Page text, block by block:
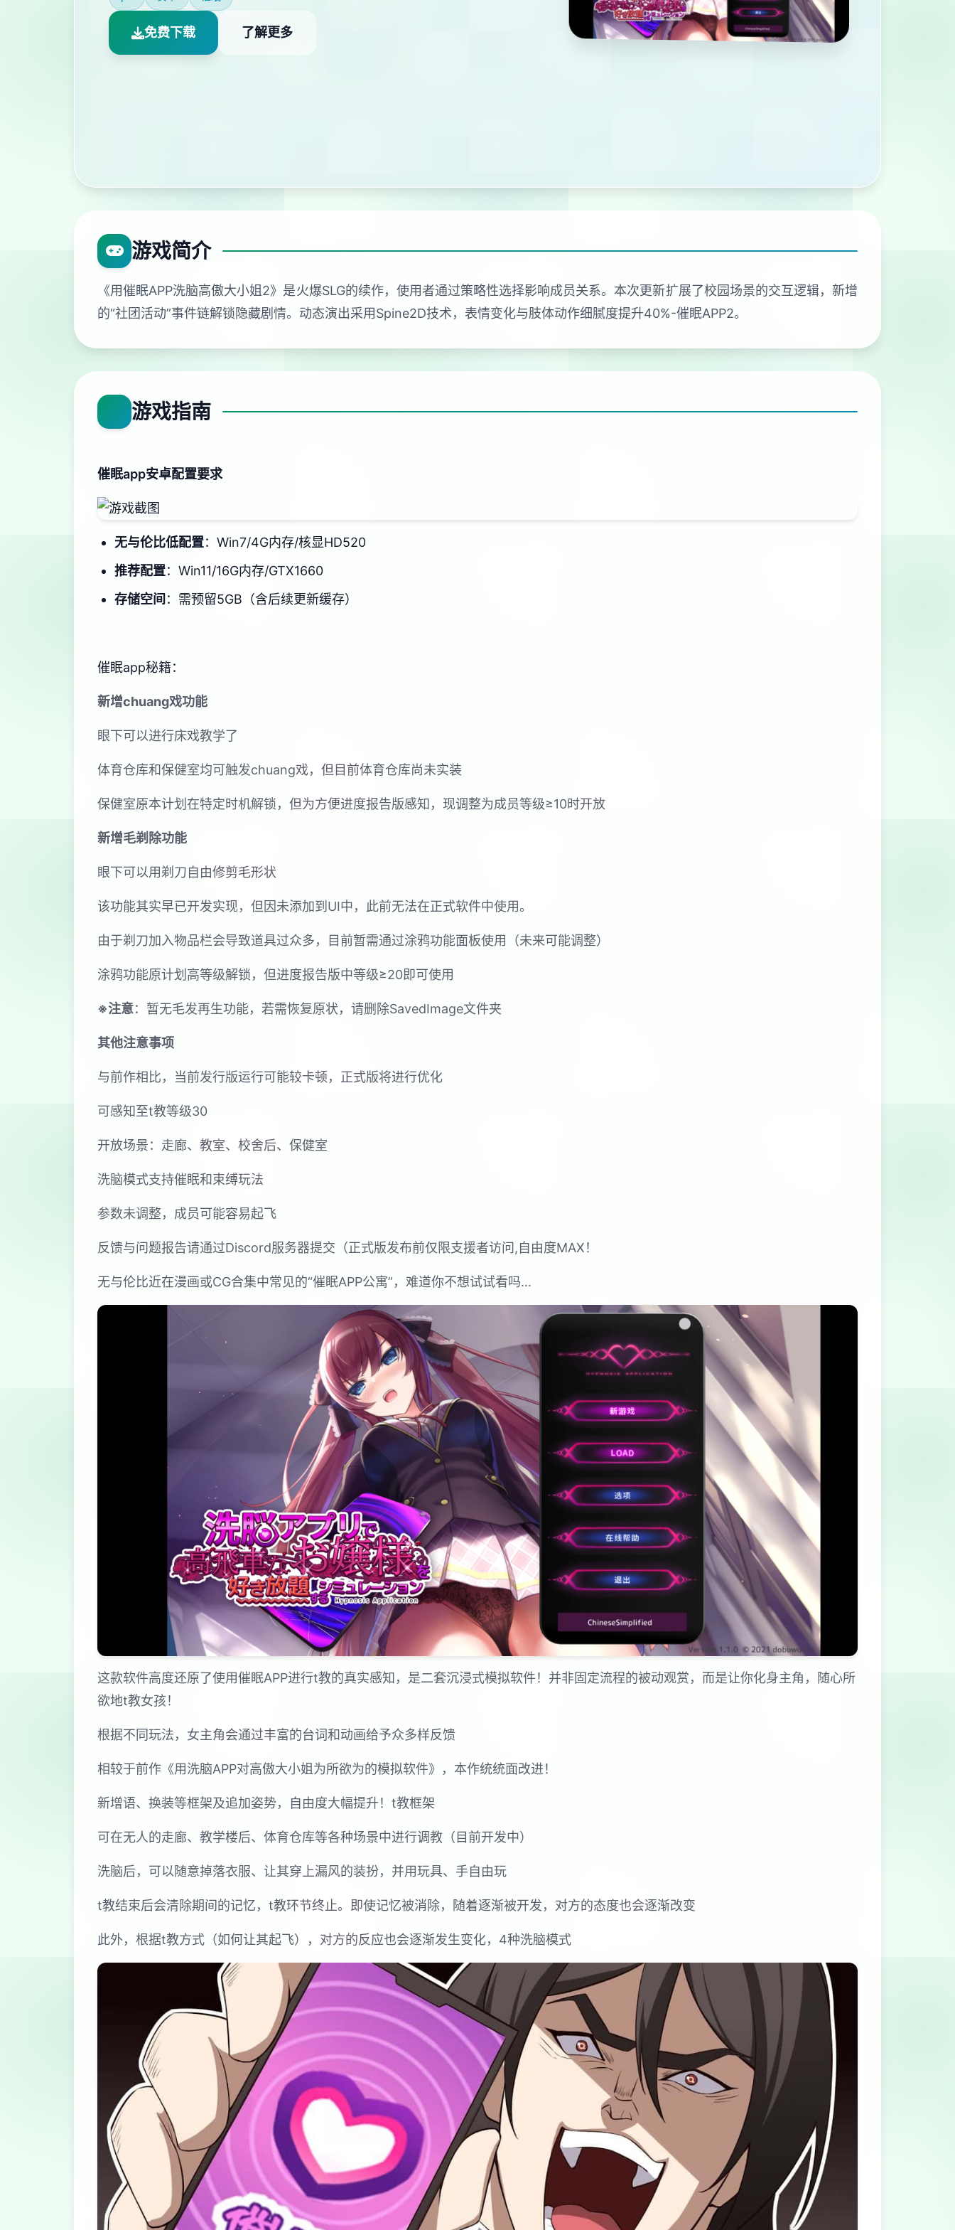
免费下载 了解更多
游戏简介
《用催眠APP洗脑高傲大小姐2》是火爆SLG的续作，使用者通过策略性选择影响成员关系。本次更新扩展了校园场景的交互逻辑，新增
的“社团活动”事件链解锁隐藏剧情。动态演出采用Spine2D技术，表情变化与肢体动作细腻度提升40%-催眠APP2。
游戏指南
催眠app安卓配置要求
​无与伦比低配置​​：Win7/4G内存/核显HD520
​推荐配置​​：Win11/16G内存/GTX1660
​存储空间​ ​：需预留5GB（含后续更新缓存）
催眠app秘籍：
新增chuang戏功能
眼下可以进行床戏教学了
体育仓库和保健室均可触发chuang戏，但目前体育仓库尚未实装
保健室原本计划在特定时机解锁，但为方便进度报告版感知，现调整为成员等级≥10时开放
新增毛剃除功能
眼下可以用剃刀自由修剪毛形状
该功能其实早已开发实现，但因未添加到UI中，此前无法在正式软件中使用。
由于剃刀加入物品栏会导致道具过众多，目前暂需通过涂鸦功能面板使用（未来可能调整）
涂鸦功能原计划高等级解锁，但进度报告版中等级≥20即可使用
※注意：暂无毛发再生功能，若需恢复原状，请删除SavedImage文件夹
其他注意事项
与前作相比，当前发行版运行可能较卡顿，正式版将进行优化
可感知至t教等级30
开放场景：走廊、教室、校舍后、保健室
洗脑模式支持催眠和束缚玩法
参数未调整，成员可能容易起飞
反馈与问题报告请通过Discord服务器提交（正式版发布前仅限支援者访问,自由度MAX！
无与伦比近在漫画或CG合集中常见的“催眠APP公寓”，难道你不想试试看吗…
这款软件高度还原了使用催眠APP进行t教的真实感知，是二套沉浸式模拟软件！并非固定流程的被动观赏，而是让你化身主角，随心所
欲地t教女孩！
根据不同玩法，女主角会通过丰富的台词和动画给予众多样反馈
相较于前作《用洗脑APP对高傲大小姐为所欲为的模拟软件》，本作统统面改进！
新增语、换装等框架及追加姿势，自由度大幅提升！t教框架
可在无人的走廊、教学楼后、体育仓库等各种场景中进行调教（目前开发中）
洗脑后，可以随意掉落衣服、让其穿上漏风的装扮，并用玩具、手自由玩
t教结束后会清除期间的记忆，t教环节终止。即使记忆被消除，随着逐渐被开发，对方的态度也会逐渐改变
此外，根据t教方式（如何让其起飞），对方的反应也会逐渐发生变化，4种洗脑模式